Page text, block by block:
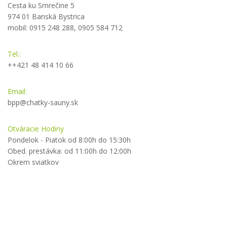
Cesta ku Smrečine 5
974 01 Banská Bystrica
mobil: 0915 248 288, 0905 584 712
Tel.:
++421 48 414 10 66
Email:
bpp@chatky-sauny.sk
Otváracie Hodiny
Pondelok - Piatok od 8:00h do 15:30h
Obed. prestávka: od 11:00h do 12:00h
Okrem sviatkov